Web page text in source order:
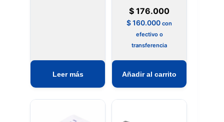
Leer más
$ 176.000
$160.000 con
efectivo o
transferencia
Añadir al carrito